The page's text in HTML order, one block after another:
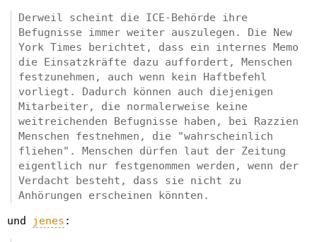
Derweil scheint die ICE-Behörde ihre
Befugnisse immer weiter auszulegen. Die New
York Times berichtet, dass ein internes Memo
die Einsatzkräfte dazu auffordert, Menschen
festzunehmen, auch wenn kein Haftbefehl
vorliegt. Dadurch können auch diejenigen
Mitarbeiter, die normalerweise keine
weitreichenden Befugnisse haben, bei Razzien
Menschen festnehmen, die "wahrscheinlich
fliehen". Menschen dürfen laut der Zeitung
eigentlich nur festgenommen werden, wenn der
Verdacht besteht, dass sie nicht zu
Anhörungen erscheinen könnten.
und
jenes :